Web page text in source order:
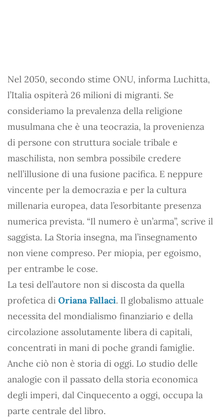
Nel 2050, secondo stime ONU, informa Luchitta,
l’Italia ospiterà 26 milioni di migranti. Se
consideriamo la prevalenza della religione
musulmana che è una teocrazia, la provenienza
di persone con struttura sociale tribale e
maschilista, non sembra possibile credere
nell’illusione di una fusione pacifica. E neppure
vincente per la democrazia e per la cultura
millenaria europea, data l’esorbitante presenza
numerica prevista. “Il numero è un’arma”, scrive il
saggista. La Storia insegna, ma l’insegnamento
non viene compreso. Per miopia, per egoismo,
per entrambe le cose.
La tesi dell’autore non si discosta da quella
profetica di Oriana Fallaci. Il globalismo attuale
necessita del mondialismo finanziario e della
circolazione assolutamente libera di capitali,
concentrati in mani di poche grandi famiglie.
Anche ciò non è storia di oggi. Lo studio delle
analogie con il passato della storia economica
degli imperi, dal Cinquecento a oggi, occupa la
parte centrale del libro.